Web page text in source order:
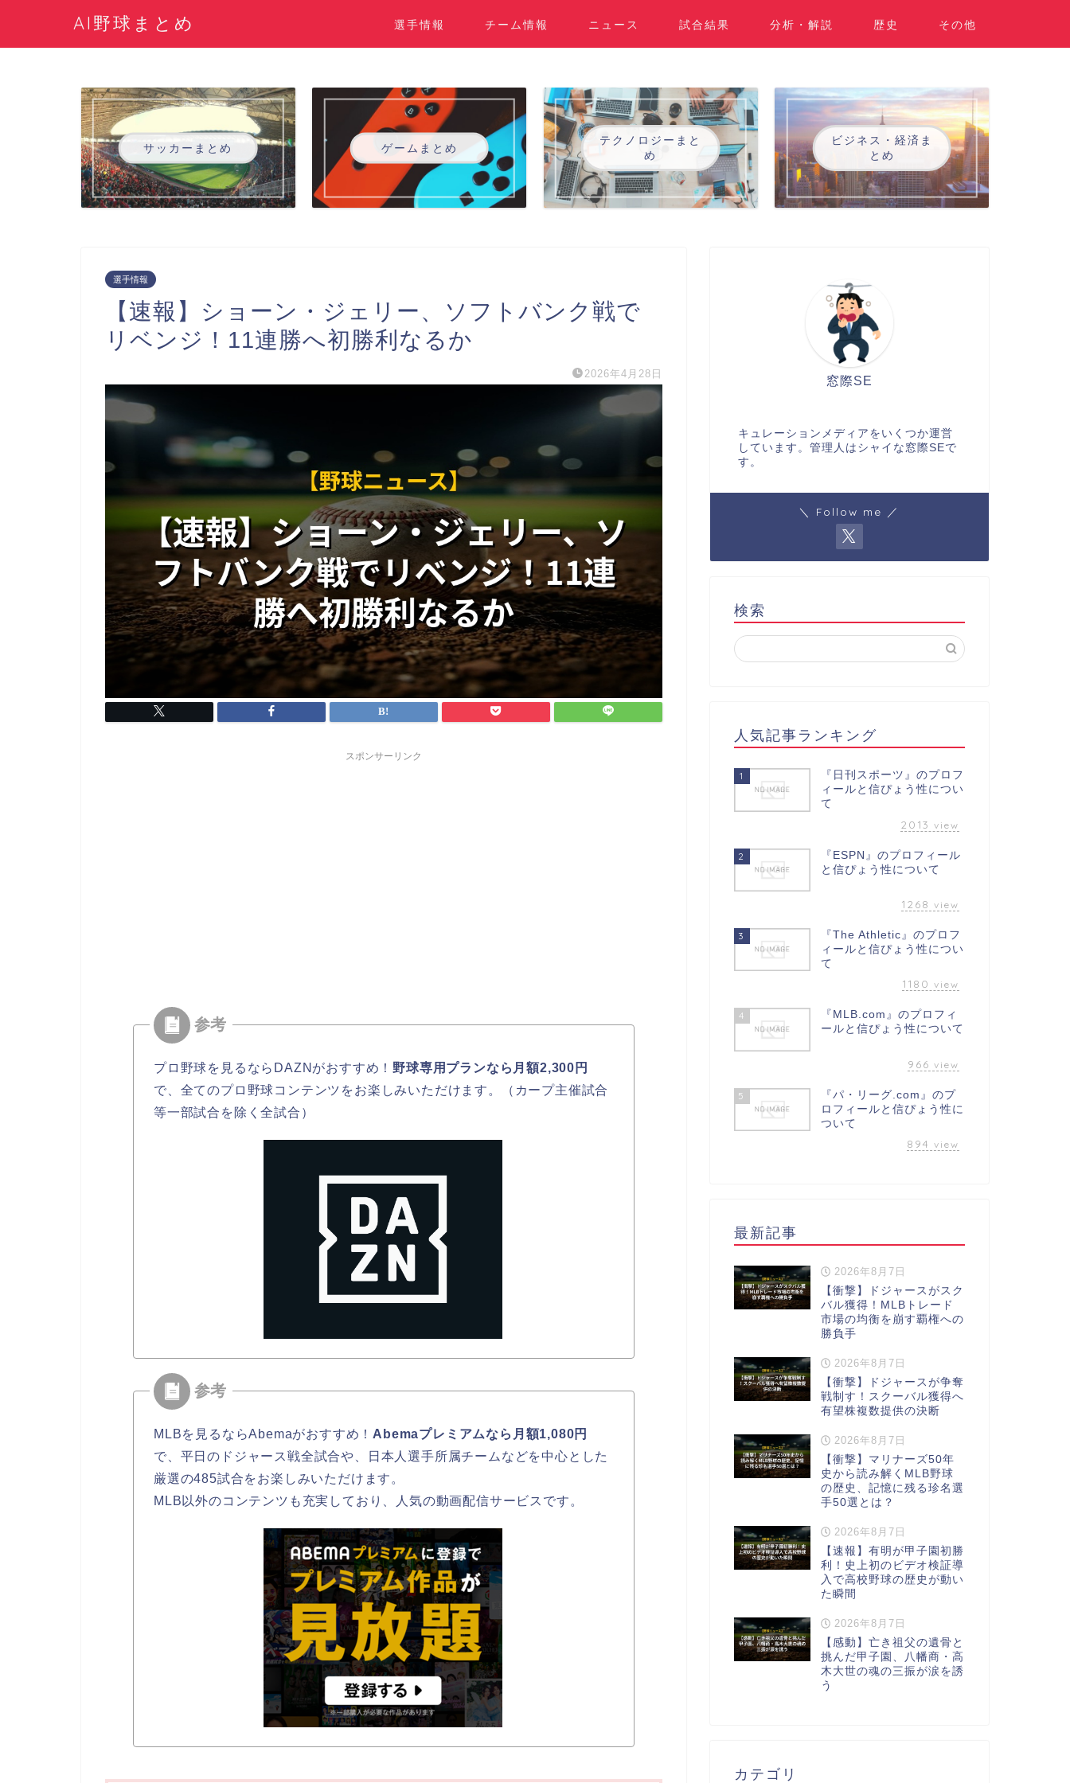
AI野球まとめ 選手情報 チーム情報 ニュース 試合結果 分析・解説 歴史 その他
サッカーまとめ ゲームまとめ
テクノロジーまと
め
ビジネス・経済ま
とめ
選手情報
【速報】ショーン・ジェリー、ソフトバンク戦で
リベンジ！11連勝へ初勝利なるか
2026年4月28日
スポンサーリンク
プロ野球を見るならDAZNがおすすめ！ 野球専用プランなら月額2,300円
で、全てのプロ野球コンテンツをお楽しみいただけます。（カープ主催試合
等一部試合を除く全試合）
MLBを見るならAbemaがおすすめ！ Abemaプレミアムなら月額1,080円
で、平日のドジャース戦全試合や、日本人選手所属チームなどを中心とした
厳選の485試合をお楽しみいただけます。
MLB以外のコンテンツも充実しており、人気の動画配信サービスです。
窓際SE
キュレーションメディアをいくつか運営
しています。管理人はシャイな窓際SEで
す。
＼ Follow me ／
検索
人気記事ランキング
1
『日刊スポーツ』のプロフ
ィールと信ぴょう性につい
て
2013 view
2
『ESPN』のプロフィール
と信ぴょう性について
1268 view
3
『The Athletic』のプロフ
ィールと信ぴょう性につい
て
1180 view
4
『MLB.com』のプロフィ
ールと信ぴょう性について
966 view
5
『パ・リーグ.com』のプ
ロフィールと信ぴょう性に
ついて
894 view
最新記事
2026年8月7日
【衝撃】ドジャースがスク
バル獲得！MLBトレード
市場の均衡を崩す覇権への
勝負手
2026年8月7日
【衝撃】ドジャースが争奪
戦制す！スクーバル獲得へ
有望株複数提供の決断
2026年8月7日
【衝撃】マリナーズ50年
史から読み解くMLB野球
の歴史、記憶に残る珍名選
手50選とは？
2026年8月7日
【速報】有明が甲子園初勝
利！史上初のビデオ検証導
入で高校野球の歴史が動い
た瞬間
2026年8月7日
【感動】亡き祖父の遺骨と
挑んだ甲子園、八幡商・高
木大世の魂の三振が涙を誘
う
カテゴリ